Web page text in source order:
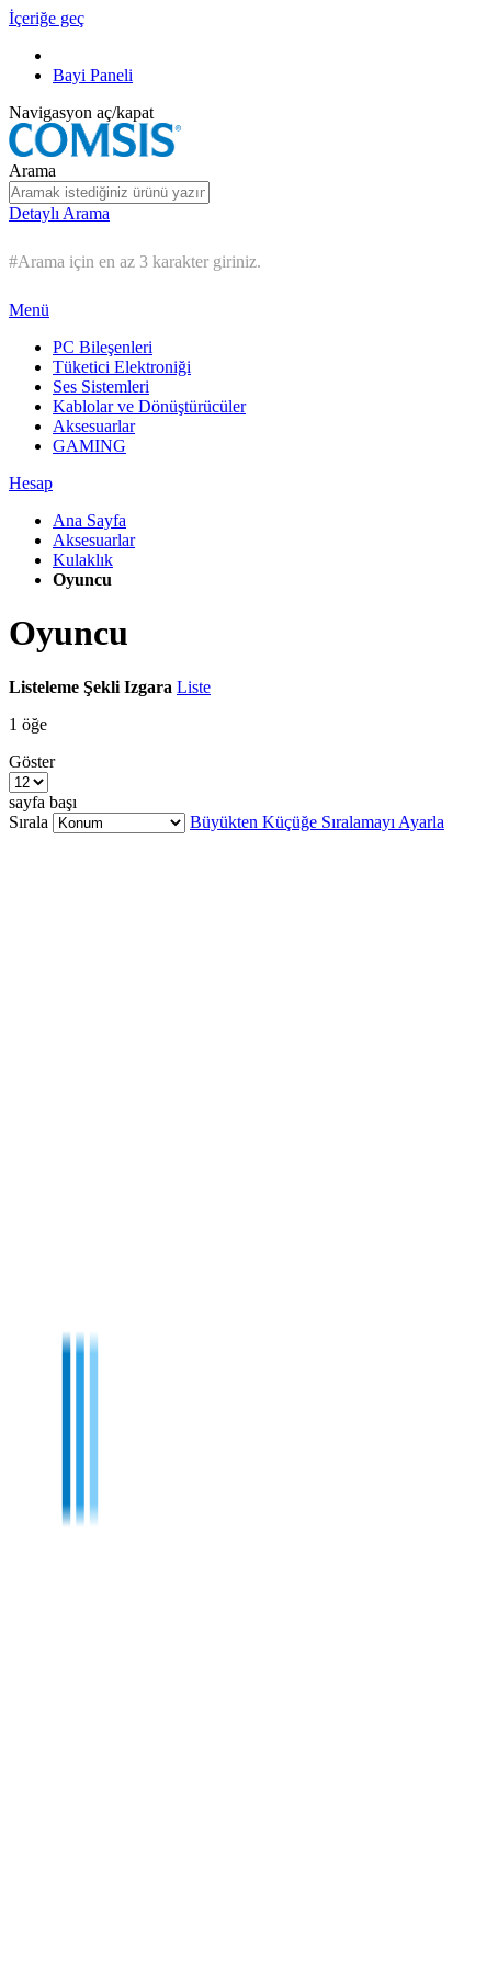
İçeriğe geç
Bayi Paneli
Navigasyon aç/kapat
Arama
Detaylı Arama
#Arama için en az 3 karakter giriniz.
Menü
PC Bileşenleri
Tüketici Elektroniği
Ses Sistemleri
Kablolar ve Dönüştürücüler
Aksesuarlar
GAMING
Hesap
Ana Sayfa
Aksesuarlar
Kulaklık
Oyuncu
Oyuncu
Listeleme Şekli Izgara Liste
1 öğe
Göster
sayfa başı
Sırala
Büyükten Küçüğe Sıralamayı Ayarla